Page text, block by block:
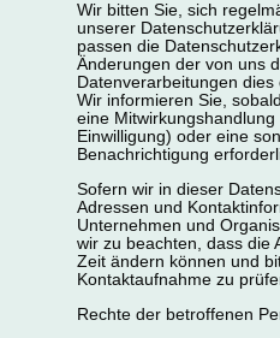
Wir bitten Sie, sich
unserer
passen die
Änderungen der von uns
Datenverarbeitungen
Wir informieren Sie,
eine Mitwirkungshandlung
Einwilligung) oder eine
Benachrichtigung
Sofern wir in dieser
Adressen und
Unternehmen und
wir zu beachten, dass die
Zeit ändern können und
Kontaktaufnahme zu
Rechte der betroffenen